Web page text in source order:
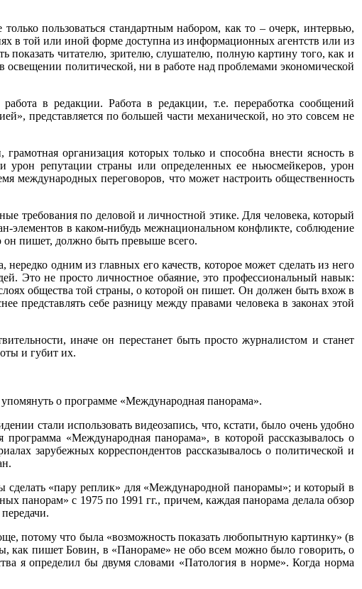
пользоваться стандартным набором, как то – очерк, интервью,
в той или иной форме доступна из информационных агентств или из
читателю, зрителю, слушателю, полную картину того, как и
освещении политической, ни в работе над проблемами экономической
в редакции. Работа в редакции, т.е. переработка сообщений
представляется по большей части механической, но это совсем не
организация которых только и способна внести ясность в
урон репутации страны или определенных ее ньюсмейкеров, урон
международных переговоров, что может настроить общественность
требования по деловой и личностной этике. Для человека, который
элементов в каком-нибудь межнациональном конфликте, соблюдение
он пишет, должно быть превыше всего.
одним из главных его качеств, которое может сделать из него
Это не просто личностное обаяние, это профессиональный навык:
общества той страны, о которой он пишет. Он должен быть вхож в
представлять себе разницу между правами человека в законах этой
иначе он перестанет быть просто журналистом и станет
и губит их.
о программе «Международная панорама».
стали использовать видеозапись, что, кстати, было очень удобно
«Международная панорама», в которой рассказывалось о
зарубежных корреспондентов рассказывалось о политической и
сделать «пару реплик» для «Международной панорамы»; и который в
панорам» с 1975 по 1991 гг., причем, каждая панорама делала обзор
потому что была «возможность показать любопытную картинку» (в
как пишет Бовин, в «Панораме» не обо всем можно было говорить, о
я определил бы двумя словами «Патология в норме». Когда норма